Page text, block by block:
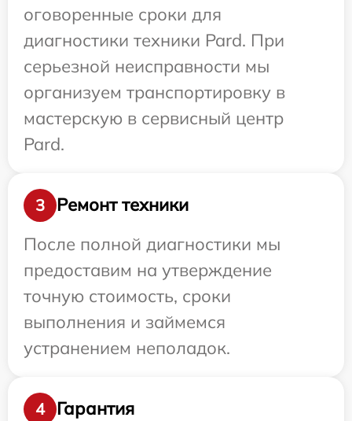
оговоренные сроки для
диагностики техники Pard. При
серьезной неисправности мы
организуем транспортировку в
мастерскую в сервисный центр
Pard.
3
Ремонт техники
После полной диагностики мы
предоставим на утверждение
точную стоимость, сроки
выполнения и займемся
устранением неполадок.
4
Гарантия